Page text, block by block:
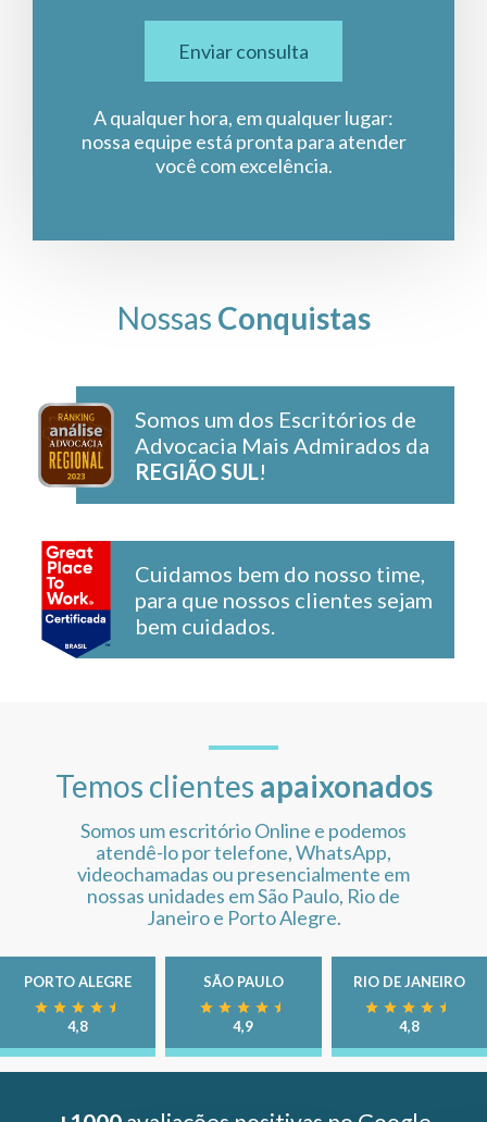
Enviar consulta
A qualquer hora, em qualquer lugar:
nossa equipe está pronta para atender
você com excelência.
Nossas Conquistas
Somos um dos Escritórios de
Advocacia Mais Admirados da
REGIÃO SUL!
Cuidamos bem do nosso time,
para que nossos clientes sejam
bem cuidados.
Temos clientes apaixonados
Somos um escritório Online e podemos
atendê-lo por telefone, WhatsApp,
videochamadas ou presencialmente em
nossas unidades em São Paulo, Rio de
Janeiro e Porto Alegre.
PORTO ALEGRE
4,8
SÃO PAULO
4,9
RIO DE JANEIRO
4,8